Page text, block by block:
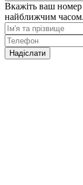
Вкажіть ваш
найближчим часом.
Надіслати